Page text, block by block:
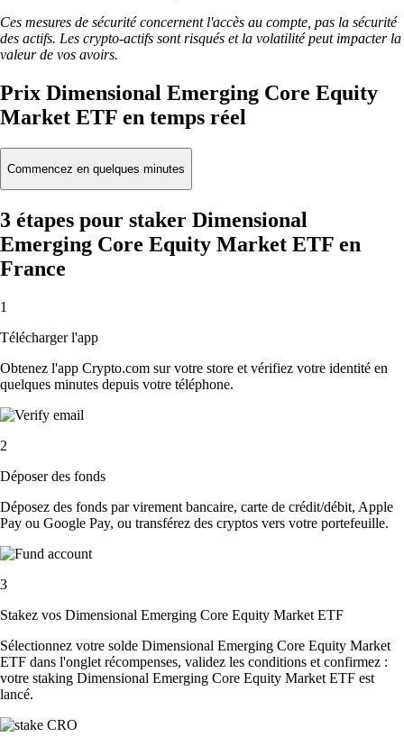
Ces mesures de sécurité concernent l'accès au compte, pas la sécurité
des actifs. Les crypto-actifs sont risqués et la volatilité peut impacter la
valeur de vos avoirs.
Prix Dimensional Emerging Core Equity
Market ETF en temps réel
Commencez en quelques minutes
3 étapes pour staker Dimensional
Emerging Core Equity Market ETF en
France
1
Télécharger l'app
Obtenez l'app Crypto.com sur votre store et vérifiez votre identité en
quelques minutes depuis votre téléphone.
2
Déposer des fonds
Déposez des fonds par virement bancaire, carte de crédit/débit, Apple
Pay ou Google Pay, ou transférez des cryptos vers votre portefeuille.
3
Stakez vos Dimensional Emerging Core Equity Market ETF
Sélectionnez votre solde Dimensional Emerging Core Equity Market
ETF dans l'onglet récompenses, validez les conditions et confirmez :
votre staking Dimensional Emerging Core Equity Market ETF est
lancé.